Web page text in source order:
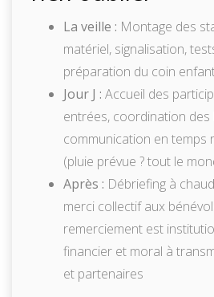
La veille : Montage des
matériel, signalisation,
préparation du coin
Jour J : Accueil des
entrées, coordination des
communication en temps
(pluie prévue ? tout le
Après : Débriefing à
merci collectif aux
remerciement est
financier et moral à
et partenaires